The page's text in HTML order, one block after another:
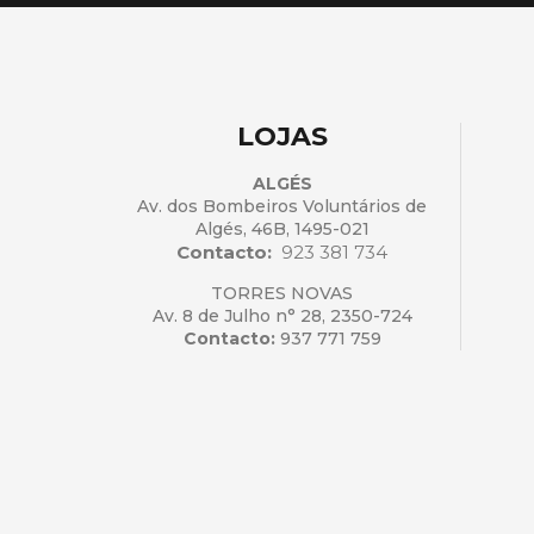
LOJAS
ALGÉS
Av. dos Bombeiros Voluntários de
Algés, 46B, 1495-021
Contacto: 923 381 734
TORRES NOVAS
Av. 8 de Julho n° 28, 2350-724
Contacto: 937 771 759